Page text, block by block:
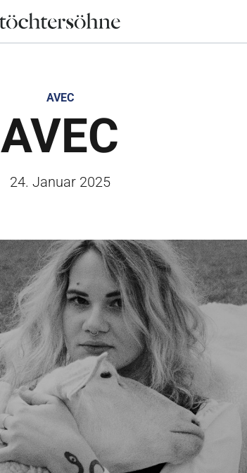
AVEC
AVEC
24. Januar 2025